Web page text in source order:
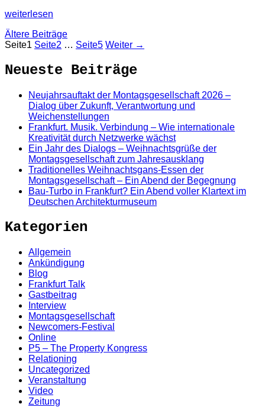
weiterlesen
Ältere Beiträge
Seite1 Seite2 … Seite5 Weiter →
Neueste Beiträge
Neujahrsauftakt der Montagsgesellschaft 2026 –
Dialog über Zukunft, Verantwortung und
Weichenstellungen
Frankfurt. Musik. Verbindung – Wie internationale
Kreativität durch Netzwerke wächst
Ein Jahr des Dialogs – Weihnachtsgrüße der
Montagsgesellschaft zum Jahresausklang
Traditionelles Weihnachtsgans-Essen der
Montagsgesellschaft – Ein Abend der Begegnung
Bau-Turbo in Frankfurt? Ein Abend voller Klartext im
Deutschen Architekturmuseum
Kategorien
Allgemein
Ankündigung
Blog
Frankfurt Talk
Gastbeitrag
Interview
Montagsgesellschaft
Newcomers-Festival
Online
P5 – The Property Kongress
Relationing
Uncategorized
Veranstaltung
Video
Zeitung